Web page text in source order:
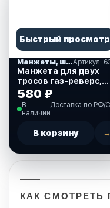
Быстрый просмотр
Манжеты, шланги, гофры
Манжета для двух
тросов газ-реверс,
белая, 105 мм.
(630066)
580 ₽
В
наличии
Доставка по РФ/
В корзину →
КАК